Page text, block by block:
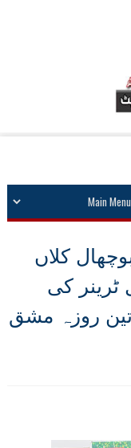
کلاں
ٹرینر کی
تین روزہ مشق